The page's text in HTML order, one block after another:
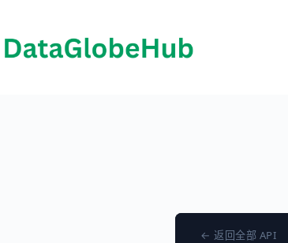
← 返回全部 API